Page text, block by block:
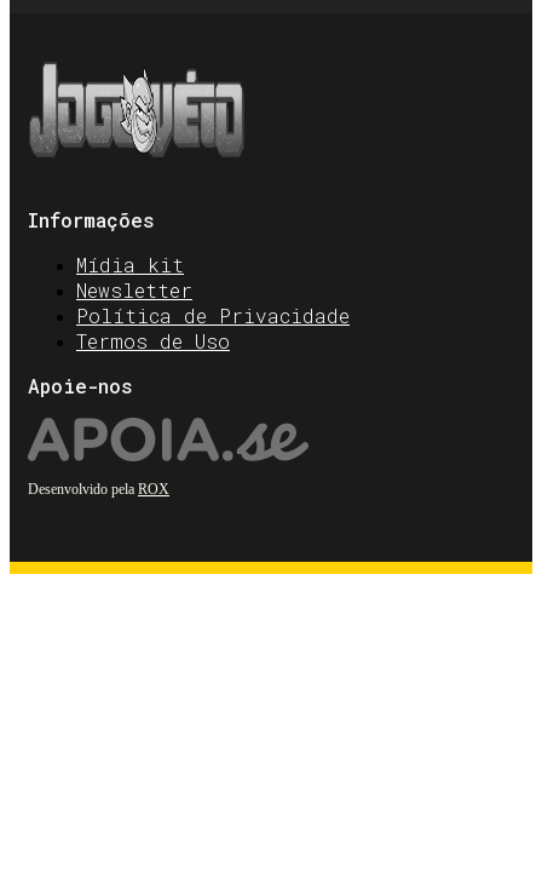
Informações
Mídia kit
Newsletter
Política de Privacidade
Termos de Uso
Apoie-nos
Desenvolvido pela ROX